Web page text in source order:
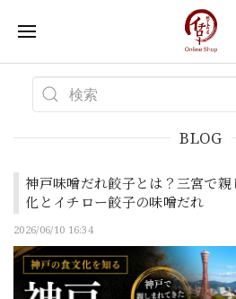
BLOG
神戸味噌だれ餃子とは？三宮で
化とイチロー餃子の味噌だれ
2026/06/10 16:34